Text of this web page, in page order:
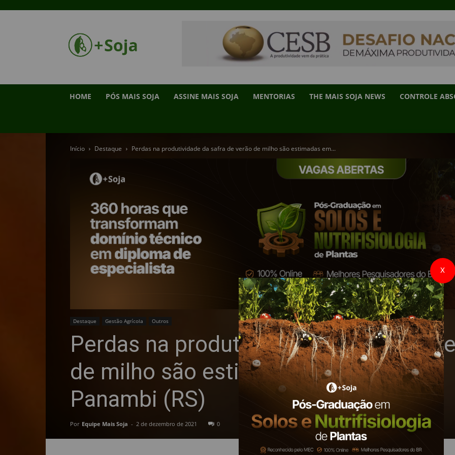
HOME PÓS MAIS SOJA ASSINE MAIS SOJA MENTORIAS THE MAIS SOJA NEWS CONTROLE
Início Destaque Perdas na produtividade da safra de verão de milho são estimadas em...
Destaque Gestão Agrícola Outros
Perdas na produtividade da safra de
de milho são estimadas em 50% em
Panambi (RS)
Por Equipe Mais Soja - 2 de dezembro de 2021 0
X